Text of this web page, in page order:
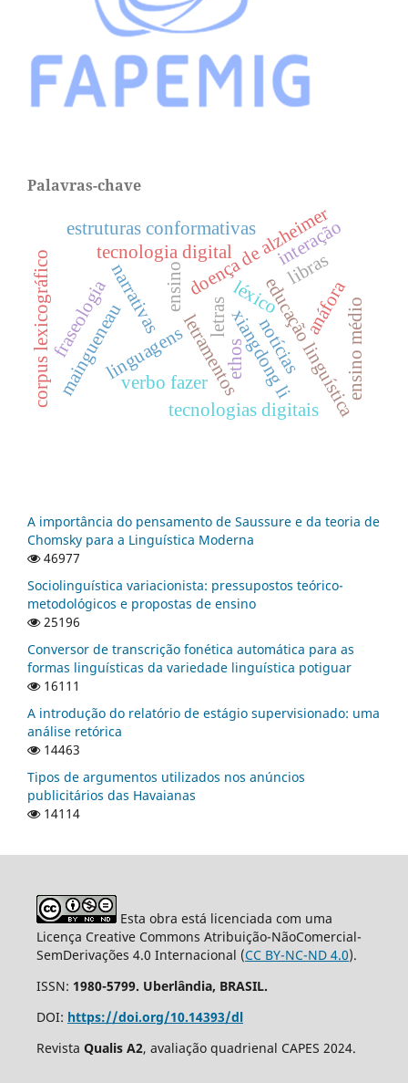
Palavras-chave
linguagensletramentos
ensino
tecnologia digital
educação linguística
tecnologias digitais
xiangdong li
doença de alzheimer
narrativas
interação
verbo fazer
anáfora
estruturas conformativas
ensino médio
ethos
maingueneau
fraseologia léxico
libras
corpus lexicográfico notícias
letras
A importância do pensamento de Saussure e da teoria de
Chomsky para a Linguística Moderna
46977
Sociolinguística variacionista: pressupostos teórico-
metodológicos e propostas de ensino
25196
Conversor de transcrição fonética automática para as
formas linguísticas da variedade linguística potiguar
16111
A introdução do relatório de estágio supervisionado: uma
análise retórica
14463
Tipos de argumentos utilizados nos anúncios
publicitários das Havaianas
14114
Esta obra está licenciada com uma
Licença Creative Commons Atribuição-NãoComercial-
SemDerivações 4.0 Internacional (CC BY-NC-ND 4.0).
ISSN: 1980-5799. Uberlândia, BRASIL.
DOI: https://doi.org/10.14393/dl
Revista Qualis A2, avaliação quadrienal CAPES 2024.